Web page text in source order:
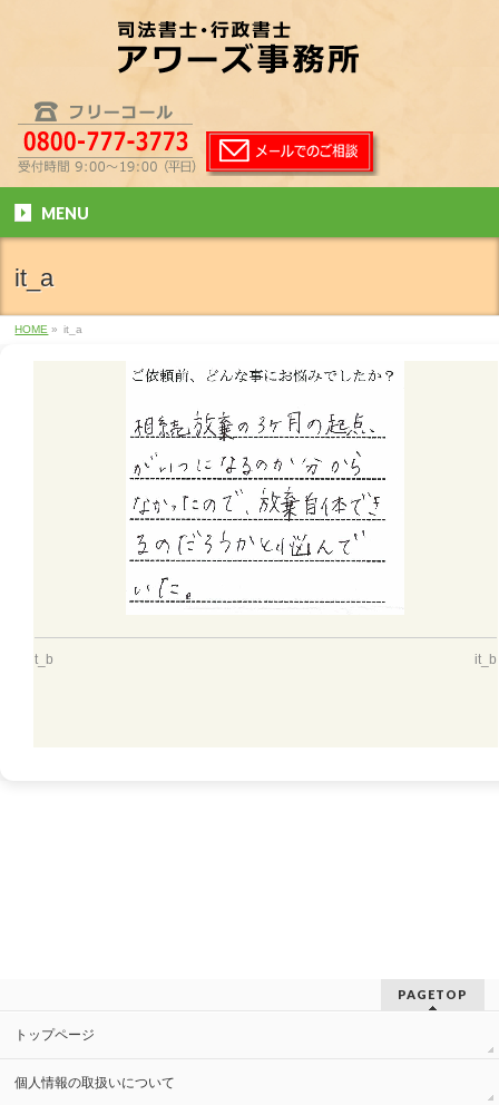
MENU
it_a
HOME » it_a
t_b it_b
PAGETOP
トップページ
個人情報の取扱いについて